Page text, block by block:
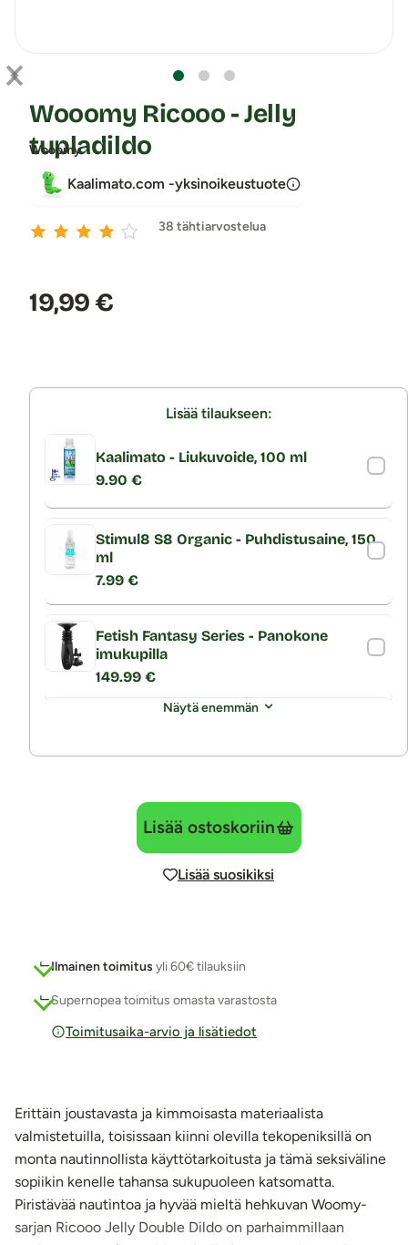
Wooomy
Wooomy Ricooo - Jelly
tupladildo
Kaalimato.com -yksinoikeustuote
38 tähtiarvostelua
Hinta:
19,99 €
Lisää tilaukseen:
Kaalimato - Liukuvoide, 100 ml
9.90 €
Stimul8 S8 Organic - Puhdistusaine, 150
ml
7.99 €
Fetish Fantasy Series - Panokone
imukupilla
149.99 €
Näytä enemmän
Lisää ostoskoriin
Lisää suosikiksi
Ilmainen toimitus yli 60€ tilauksiin
Supernopea toimitus omasta varastosta
Toimitusaika-arvio ja lisätiedot
Erittäin joustavasta ja kimmoisasta materiaalista
valmistetuilla, toisissaan kiinni olevilla tekopeniksillä on
monta nautinnollista käyttötarkoitusta ja tämä seksiväline
sopiikin kenelle tahansa sukupuoleen katsomatta.
Piristävää nautintoa ja hyvää mieltä hehkuvan Woomy-
sarjan Ricooo Jelly Double Dildo on parhaimmillaan